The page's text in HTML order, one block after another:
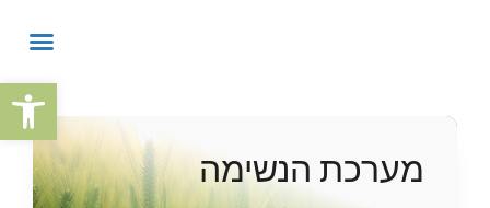
מערכת הנשימה